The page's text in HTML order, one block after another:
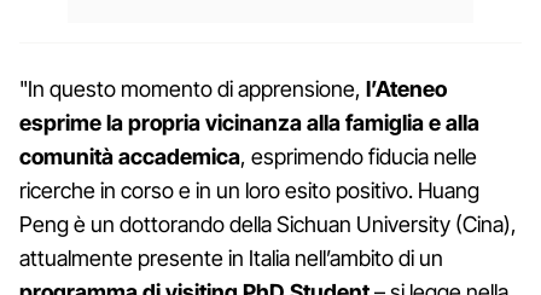
"In questo momento di apprensione, l’Ateneo
esprime la propria vicinanza alla famiglia e alla
comunità accademica, esprimendo fiducia nelle
ricerche in corso e in un loro esito positivo. Huang
Peng è un dottorando della Sichuan University (Cina),
attualmente presente in Italia nell’ambito di un